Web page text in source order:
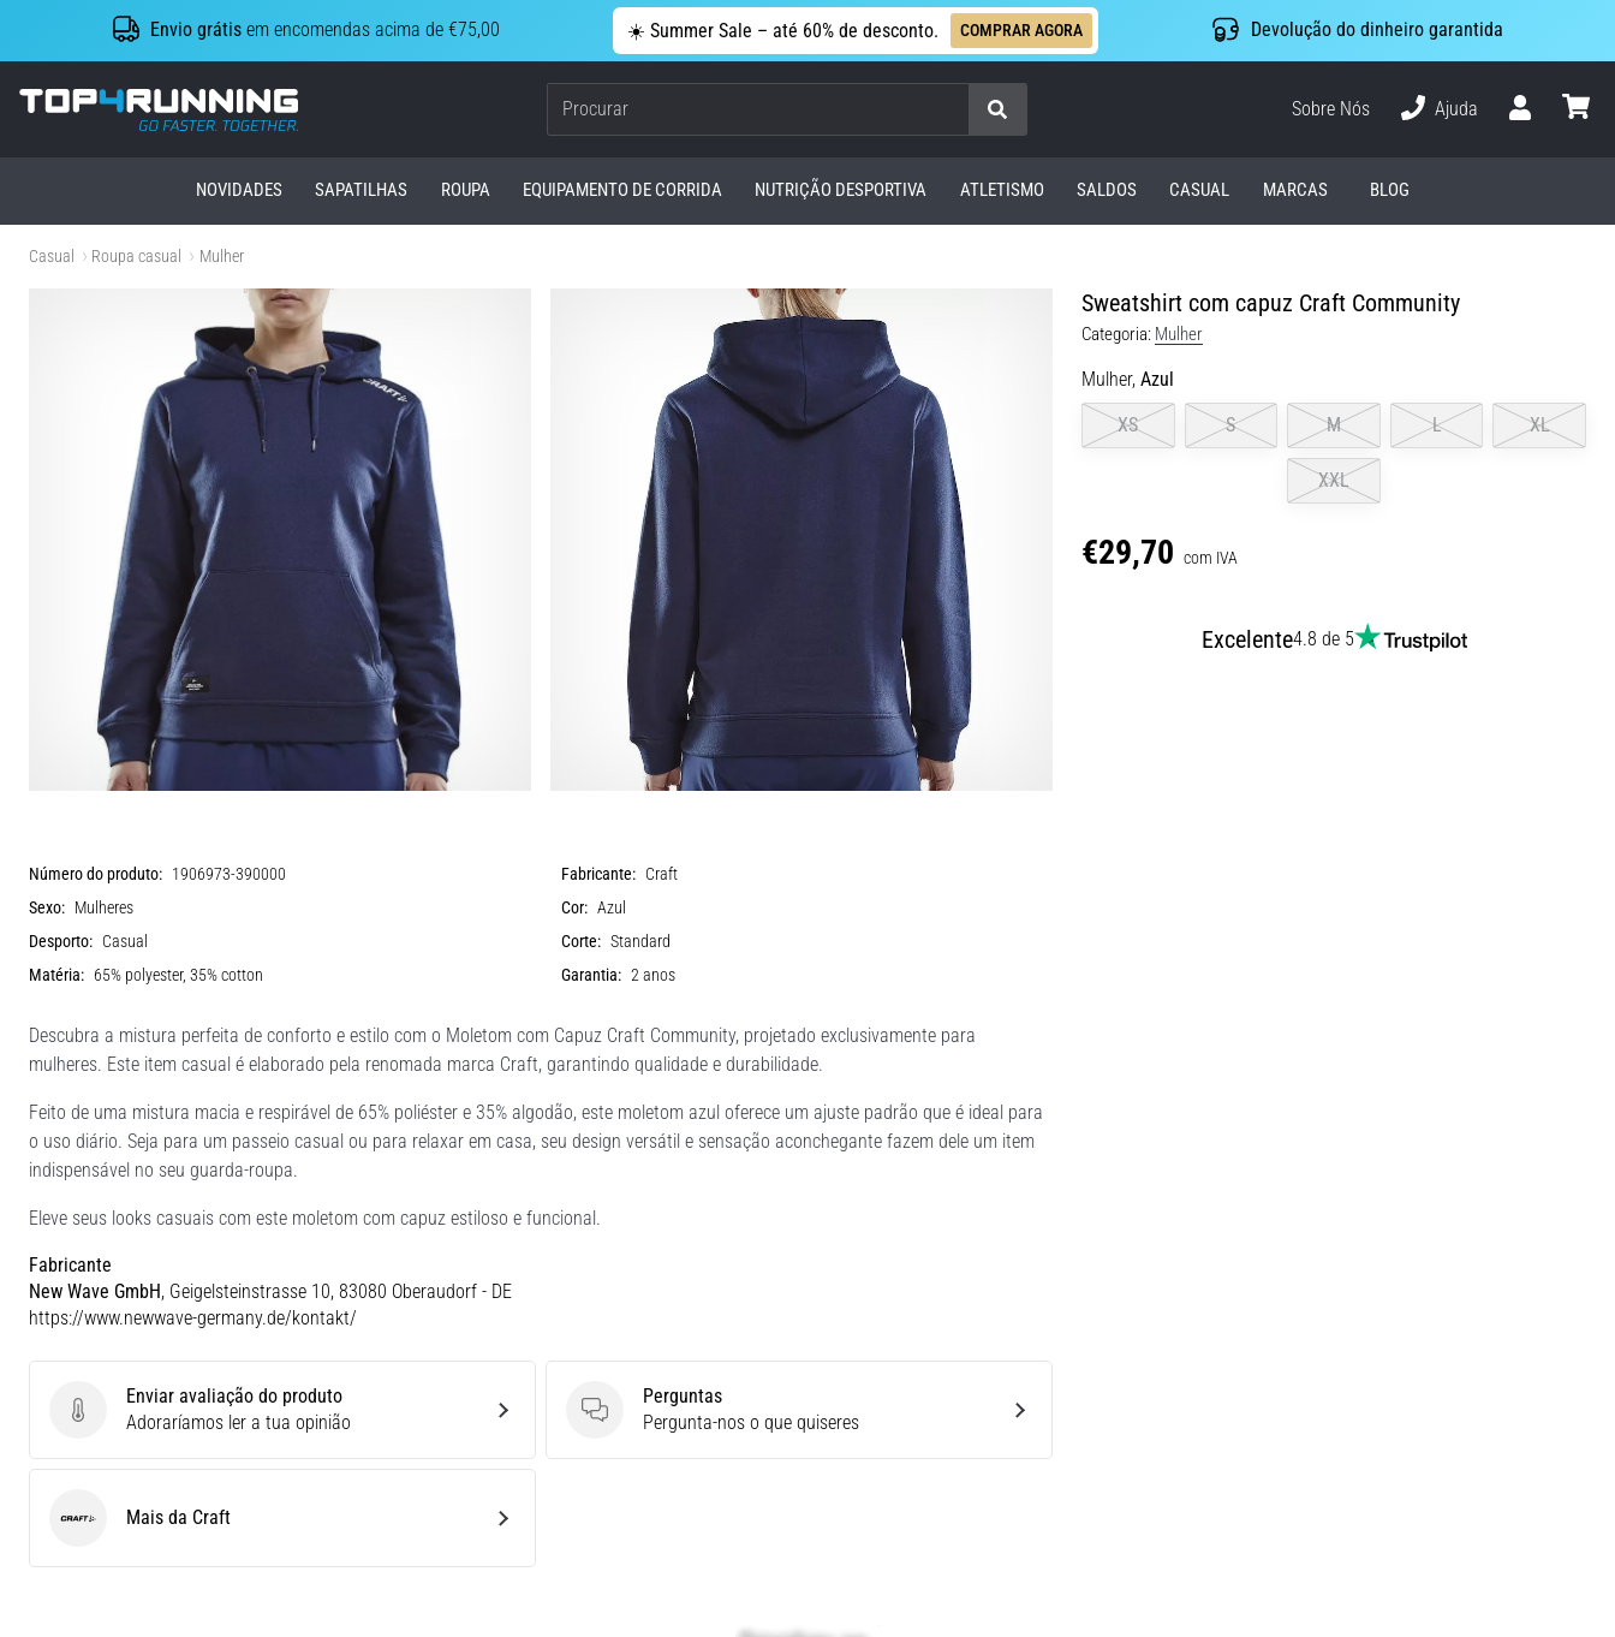
Envio grátis em encomendas acima de €75,00 ☀️ Summer Sale – até 60% de desconto. COMPRAR AGORA Devolução do dinheiro garantida
Top4Running.pt
Procurar
Sobre Nós
Ajuda
NOVIDADES SAPATILHAS ROUPA EQUIPAMENTO DE CORRIDA NUTRIÇÃO DESPORTIVA ATLETISMO SALDOS CASUAL MARCAS BLOG
Casual Roupa casual Mulher
Sweatshirt com capuz Craft Community
Categoria: Mulher
Mulher, Azul
XS
S M L XL
XXL
€29,70 com IVA
Excelente4.8 de 5
Número do produto: 1906973-390000 Fabricante: Craft
Sexo: Mulheres Cor: Azul
Desporto: Casual Corte: Standard
Matéria: 65% polyester, 35% cotton Garantia: 2 anos
Descubra a mistura perfeita de conforto e estilo com o Moletom com Capuz Craft Community, projetado exclusivamente para
mulheres. Este item casual é elaborado pela renomada marca Craft, garantindo qualidade e durabilidade.
Feito de uma mistura macia e respirável de 65% poliéster e 35% algodão, este moletom azul oferece um ajuste padrão que é ideal para
o uso diário. Seja para um passeio casual ou para relaxar em casa, seu design versátil e sensação aconchegante fazem dele um item
indispensável no seu guarda-roupa.
Eleve seus looks casuais com este moletom com capuz estiloso e funcional.
Fabricante
New Wave GmbH, Geigelsteinstrasse 10, 83080 Oberaudorf - DE
https://www.newwave-germany.de/kontakt/
Enviar avaliação do produto
Enviar avaliação do produto
Adoraríamos ler a tua opinião
Perguntas
Perguntas
Pergunta-nos o que quiseres
Craft Mais da Craft